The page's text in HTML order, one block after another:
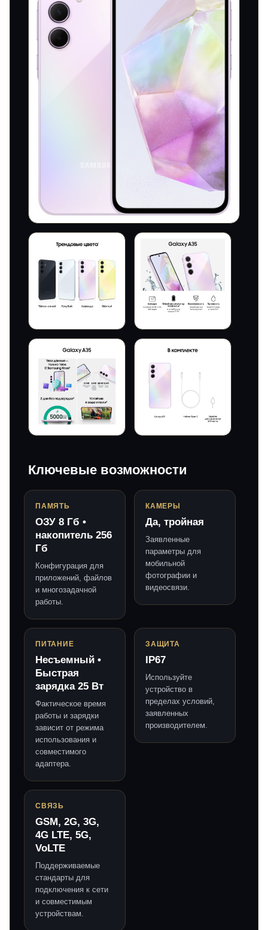
Ключевые возможности
ПАМЯТЬ
ОЗУ 8 Гб •
накопитель 256
Гб
Конфигурация для
приложений, файлов
и многозадачной
работы.
КАМЕРЫ
Да, тройная
Заявленные
параметры для
мобильной
фотографии и
видеосвязи.
ПИТАНИЕ
Несъемный •
Быстрая
зарядка 25 Вт
Фактическое время
работы и зарядки
зависит от режима
использования и
совместимого
адаптера.
ЗАЩИТА
IP67
Используйте
устройство в
пределах условий,
заявленных
производителем.
СВЯЗЬ
GSM, 2G, 3G,
4G LTE, 5G,
VoLTE
Поддерживаемые
стандарты для
подключения к сети
и совместимым
устройствам.